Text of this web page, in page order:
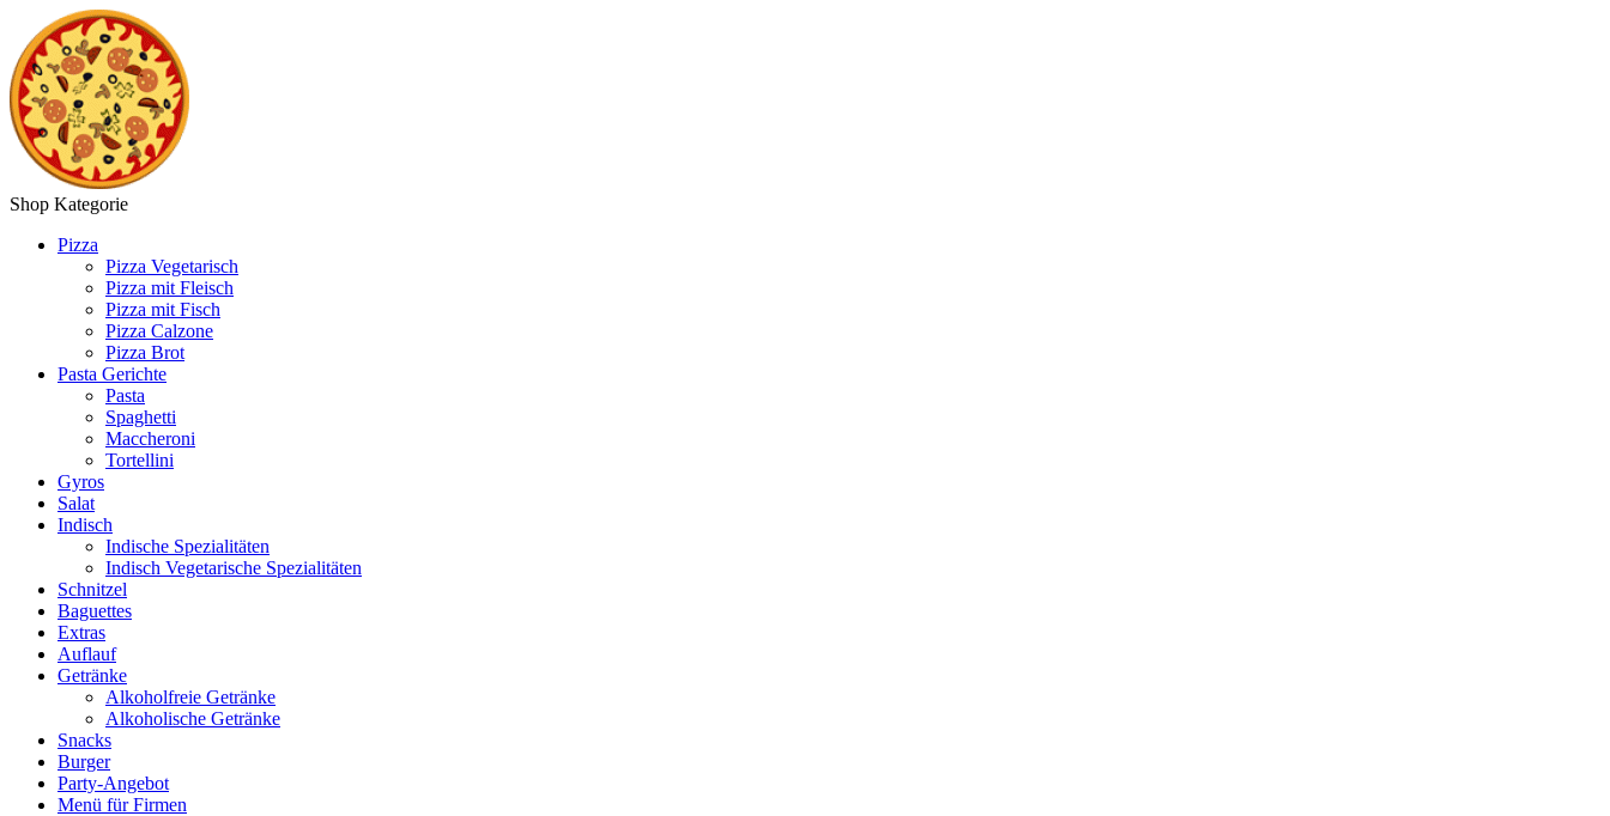
Shop Kategorie
Pizza
Pizza Vegetarisch
Pizza mit Fleisch
Pizza mit Fisch
Pizza Calzone
Pizza Brot
Pasta Gerichte
Pasta
Spaghetti
Maccheroni
Tortellini
Gyros
Salat
Indisch
Indische Spezialitäten
Indisch Vegetarische Spezialitäten
Schnitzel
Baguettes
Extras
Auflauf
Getränke
Alkoholfreie Getränke
Alkoholische Getränke
Snacks
Burger
Party-Angebot
Menü für Firmen